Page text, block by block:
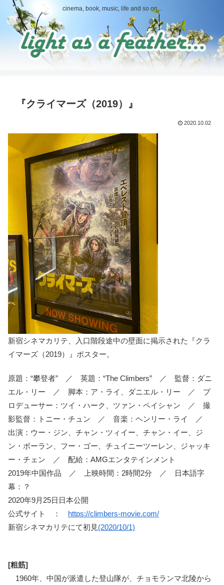
cinema, book, music, life and so on...
『クライマーズ（2019）』
2020.10.02
新宿シネマカリテ、入口階段途中の壁面に掲示された『クラ
イマーズ（2019）』ポスター。
原題：“攀登者” ／ 英題：“The Climbers” ／ 監督：ダニ
エル・リー ／ 脚本：ア・ライ、ダニエル・リー ／ プ
ロデューサー：ツイ・ハーク、ツァン・ペイシャン ／ 撮
影監督：トニー・チュン ／ 音楽：ヘンリー・ライ ／
出演：ウー・ジン、チャン・ツィイー、チャン・イー、ジ
ン・ボーラン、フー・ゴー、チュイニーツーレン、ジャッキ
ー・チェン ／ 配給：AMGエンタテインメント
2019年中国作品 ／ 上映時間：2時間2分 ／ 日本語字
幕：？
2020年9月25日日本公開
公式サイト ： https://climbers-movie.com/
新宿シネマカリテにて初見(2020/10/1)
[粗筋]
1960年、中国が派遣した登山隊が、チョモランマ北陵から